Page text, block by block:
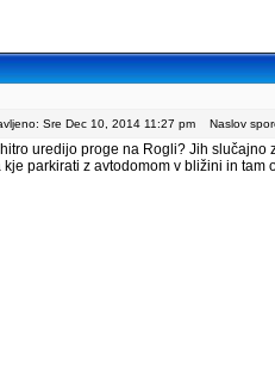
Sre Dec 10, 2014 11:27 pm Naslov
uredijo proge na Rogli? Jih slučajno
kje parkirati z avtodomom v bližini in tam